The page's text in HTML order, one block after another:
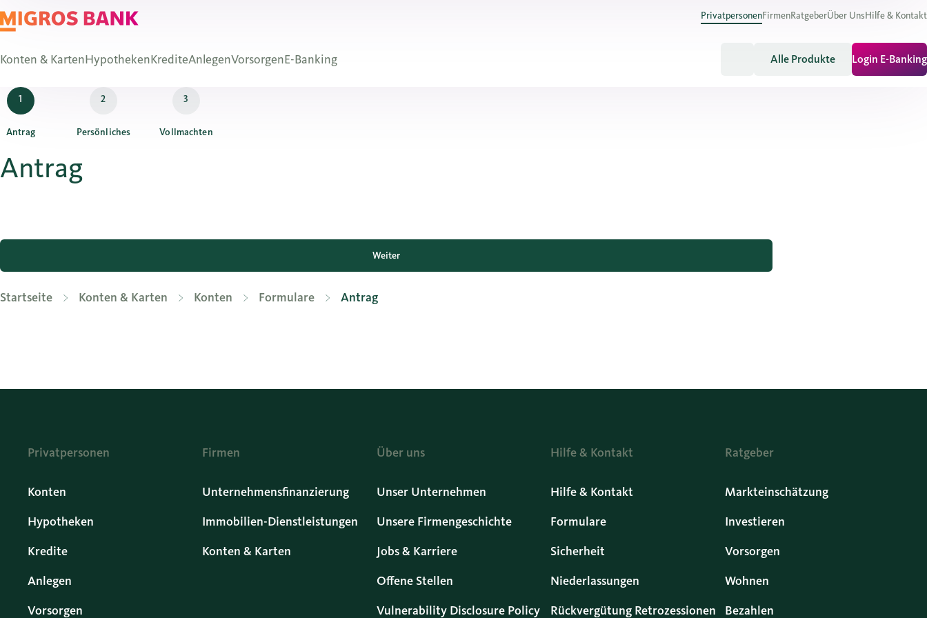
PrivatpersonenFirmenRatgeberÜber UnsHilfe & Kontakt
Konten & KartenHypothekenKrediteAnlegenVorsorgenE-Banking Alle Produkte Login E-Banking
Antrag Persönliches Vollmachten
Antrag
Weiter
Startseite Konten & Karten Konten Formulare Antrag
Privatpersonen
Konten
Hypotheken
Kredite
Anlegen
Vorsorgen
Firmen
Unternehmensfinanzierung
Immobilien-Dienstleistungen
Konten & Karten
Über uns
Unser Unternehmen
Unsere Firmengeschichte
Jobs & Karriere
Offene Stellen
Vulnerability Disclosure Policy
Hilfe & Kontakt
Hilfe & Kontakt
Formulare
Sicherheit
Niederlassungen
Rückvergütung Retrozessionen
Ratgeber
Markteinschätzung
Investieren
Vorsorgen
Wohnen
Bezahlen